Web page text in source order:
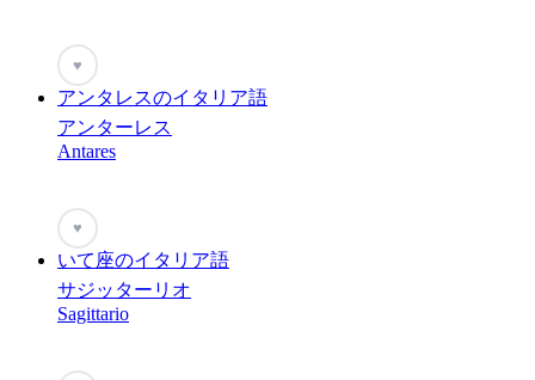
♥
アンタレスのイタリア語
アンターレス
Antares
♥
いて座のイタリア語
サジッターリオ
Sagittario